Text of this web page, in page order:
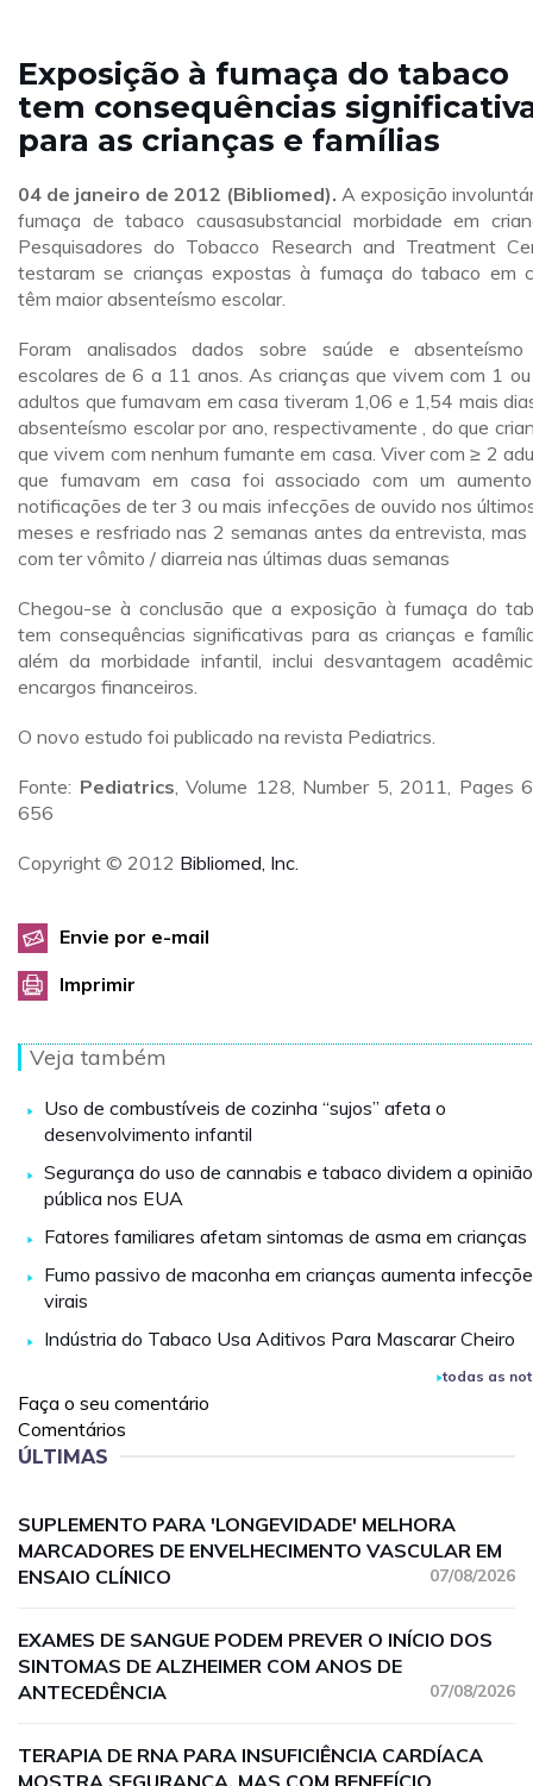
Exposição à fumaça do tabaco
tem consequências
para as crianças e famílias
04 de janeiro de 2012 (Bibliomed). A exposição
fumaça de tabaco causasubstancial morbidade em
Pesquisadores do Tobacco Research and Treatment
testaram se crianças expostas à fumaça do tabaco em
têm maior absenteísmo escolar.
Foram analisados dados sobre saúde e
escolares de 6 a 11 anos. As crianças que vivem com 1
adultos que fumavam em casa tiveram 1,06 e 1,54 mais
absenteísmo escolar por ano, respectivamente , do que
que vivem com nenhum fumante em casa. Viver com ≥ 2
que fumavam em casa foi associado com um
notificações de ter 3 ou mais infecções de ouvido nos
meses e resfriado nas 2 semanas antes da entrevista, mas
com ter vômito / diarreia nas últimas duas semanas
Chegou-se à conclusão que a exposição à fumaça do
tem consequências significativas para as crianças e
além da morbidade infantil, inclui desvantagem
encargos financeiros.
O novo estudo foi publicado na revista Pediatrics.
Fonte: Pediatrics, Volume 128, Number 5, 2011, Pages
656
Copyright © 2012 Bibliomed, Inc.
Envie por e-mail
Imprimir
Veja também
Uso de combustíveis de cozinha “sujos” afeta o
desenvolvimento infantil
Segurança do uso de cannabis e tabaco dividem a opinião
pública nos EUA
Fatores familiares afetam sintomas de asma em crianças
Fumo passivo de maconha em crianças aumenta
virais
Indústria do Tabaco Usa Aditivos Para Mascarar Cheiro
todas as
Faça o seu comentário
Comentários
ÚLTIMAS
SUPLEMENTO PARA 'LONGEVIDADE' MELHORA
MARCADORES DE ENVELHECIMENTO VASCULAR EM
ENSAIO CLÍNICO
07/08/2026
EXAMES DE SANGUE PODEM PREVER O INÍCIO DOS
SINTOMAS DE ALZHEIMER COM ANOS DE
ANTECEDÊNCIA
07/08/2026
TERAPIA DE RNA PARA INSUFICIÊNCIA CARDÍACA
MOSTRA SEGURANÇA, MAS COM BENEFÍCIO